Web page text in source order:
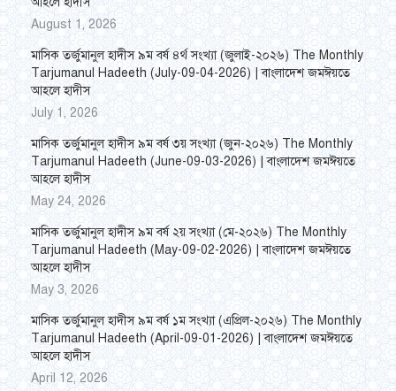
August 1, 2026
মাসিক তর্জুমানুল হাদীস ৯ম বর্ষ ৪র্থ সংখ্যা (জুলাই-২০২৬) The Monthly
Tarjumanul Hadeeth (July-09-04-2026) | বাংলাদেশ জমঈয়তে
আহলে হাদীস
July 1, 2026
মাসিক তর্জুমানুল হাদীস ৯ম বর্ষ ৩য় সংখ্যা (জুন-২০২৬) The Monthly
Tarjumanul Hadeeth (June-09-03-2026) | বাংলাদেশ জমঈয়তে
আহলে হাদীস
May 24, 2026
মাসিক তর্জুমানুল হাদীস ৯ম বর্ষ ২য় সংখ্যা (মে-২০২৬) The Monthly
Tarjumanul Hadeeth (May-09-02-2026) | বাংলাদেশ জমঈয়তে
আহলে হাদীস
May 3, 2026
মাসিক তর্জুমানুল হাদীস ৯ম বর্ষ ১ম সংখ্যা (এপ্রিল-২০২৬) The Monthly
Tarjumanul Hadeeth (April-09-01-2026) | বাংলাদেশ জমঈয়তে
আহলে হাদীস
April 12, 2026